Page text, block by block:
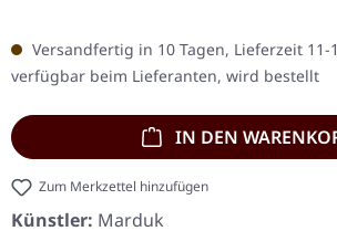
Versandfertig in 10 Tagen, Lieferzeit 11-
verfügbar beim Lieferanten, wird bestellt
IN DEN
Zum Merkzettel hinzufügen
Künstler: Marduk